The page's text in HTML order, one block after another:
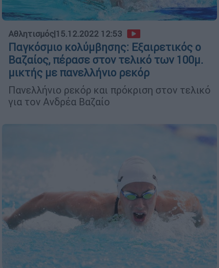
Αθλητισμός|15.12.2022 12:53
Παγκόσμιο κολύμβησης: Εξαιρετικός ο
Βαζαίος, πέρασε στον τελικό των 100μ.
μικτής με πανελλήνιο ρεκόρ
Πανελλήνιο ρεκόρ και πρόκριση στον τελικό
για τον Ανδρέα Βαζαίο